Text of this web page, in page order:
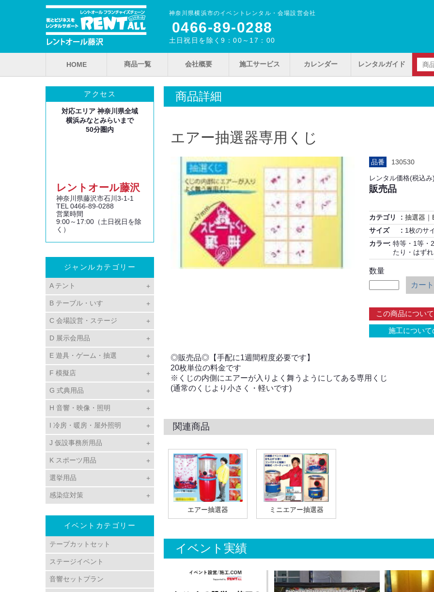
神奈川県横浜市のイベントレンタル・会場設営会社
0466‐89‐0288
土日祝日を除く9：00～17：00
HOME 商品一覧 会社概要 施工サービス カレンダー レンタルガイド
アクセス
対応エリア 神奈川県全域
横浜みなとみらいまで
50分圏内
レントオール藤沢
神奈川県藤沢市石川3‐1‐1
TEL 0466‐89‐0288
営業時間
9:00～17:00（土日祝日を除
く）
ジャンルカテゴリー
A テント
B テーブル・いす
C 会場設営・ステージ
D 展示会用品
E 遊具・ゲーム・抽選
F 模擬店
G 式典用品
H 音響・映像・照明
I 冷房・暖房・屋外照明
J 仮設事務所用品
K スポーツ用品
選挙用品
感染症対策
イベントカテゴリー
テープカットセット
ステージイベント
音響セットプラン
商品詳細
エアー抽選器専用くじ
品番 130530
レンタル価格(税込み
販売品
カテゴリ 抽選器 ｜
サイズ
1枚のサ
カラー 特等・1等・
たり・は
数量
カー
この商品につい
施工について
◎販売品◎【手配に1週間程度必要です】
20枚単位の料金です
※くじの内側にエアーが入りよく舞うようにしてある専用くじ
(通常のくじより小さく・軽いです)
関連商品
エアー抽選器 ミニエアー抽選器
イベント実績